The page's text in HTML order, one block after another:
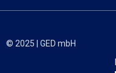
© 2025 | GED mbH